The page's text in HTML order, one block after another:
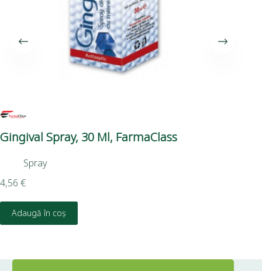
Gingival Spray, 30 Ml, FarmaClass
Spray
4,56 €
Adaugă în coș